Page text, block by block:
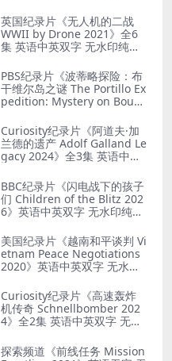
英国纪录片《无人机的二战
WWII by Drone 2021》全6
集 英语中英双字 无水印纯净
人机
PBS纪录片《波蒂略探险：布
干维尔岛之谜 The Portillo Ex
pedition: Mystery on Boug
中英双字 无水印纯净版 1080
P/MKV/5.18G 山本五十六死
因
Curiosity纪录片《阿道夫·加
兰德的遗产 Adolf Galland Le
gacy 2024》全3集 英语中英
KV/5.14G 王牌飞行员
BBC纪录片《闪电战下的孩子
们 Children of the Blitz 202
6》英语中英双字 无水印纯净
的儿童
美国纪录片《越南和平谈判 Vi
etnam Peace Negotiations
2020》英语中英双字 无水印
南和平协议
Curiosity纪录片《高速轰炸
机传奇 Schnellbomber 202
4》全2集 英语中英双字 无水
闪电轰炸机
探索频道《前线任务 Mission